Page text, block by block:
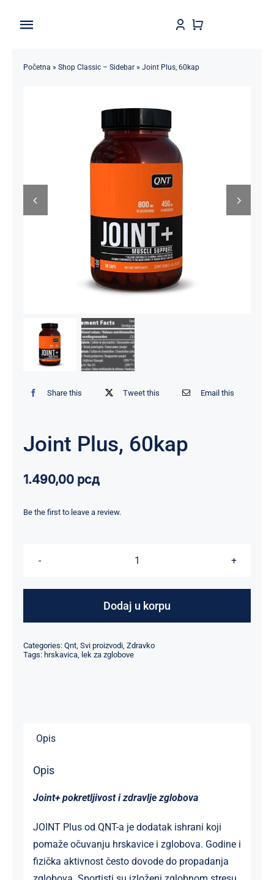
Toggle
Home
Štedljivko POPUSTI 5-50%
Početna » Shop Classic – Sidebar» Joint Plus, 60kap
Share this Tweet this Email this
Joint Plus, 60kap
1.490,00 рсд
Be the first to leave a review.
Joint
60kap
Dodaj u korpu
Categories: Qnt, Svi proizvodi, Zdravko
Tags: hrskavica, lek za zglobove
Opis
Opis
Joint+ pokretljivost i zdravlje zglobova
JOINT Plus od QNT-a je dodatak ishrani koji
pomaže očuvanju hrskavice i zglobova. Godine i
fizička aktivnost često dovode do propadanja